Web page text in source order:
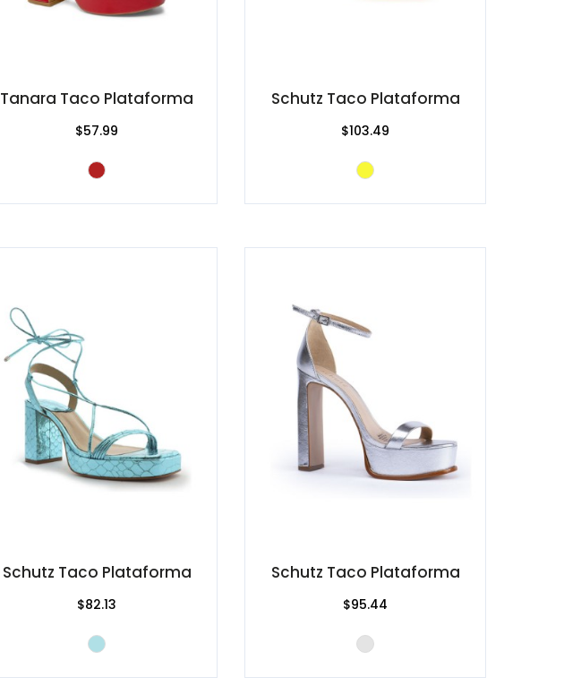
Tanara Taco Plataforma
$57.99
Schutz Taco Plataforma
$103.49
Schutz Taco Plataforma
$82.13
Schutz Taco Plataforma
$95.44